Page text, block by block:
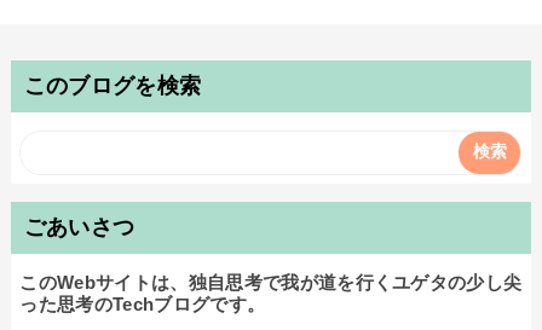
このブログを検索
ごあいさつ
このWebサイトは、独自思考で我が道を行くユゲタの少し尖
った思考のTechブログです。